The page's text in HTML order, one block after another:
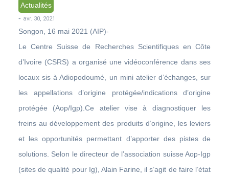
Actualités
- avr. 30, 2021
Songon, 16 mai 2021 (AIP)-
Le Centre Suisse de Recherches Scientifiques en Côte
d’Ivoire (CSRS) a organisé une vidéoconférence dans ses
locaux sis à Adiopodoumé, un mini atelier d’échanges, sur
les appellations d’origine protégée/indications d’origine
protégée (Aop/Igp).Ce atelier vise à diagnostiquer les
freins au développement des produits d’origine, les leviers
et les opportunités permettant d’apporter des pistes de
solutions. Selon le directeur de l’association suisse Aop-Igp
(sites de qualité pour Ig), Alain Farine, il s’agit de faire l’état